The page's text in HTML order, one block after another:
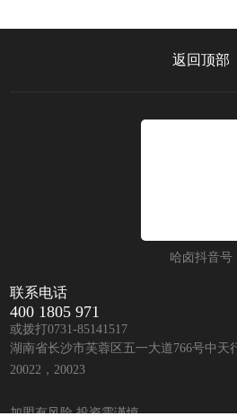
返回顶部
哈卤抖音号
联系电话
400 1805 971
或拨打0731-85141517
湖南省长沙市芙蓉区五一大道766号中天
20022，20023
加盟有风险 投资需谨慎